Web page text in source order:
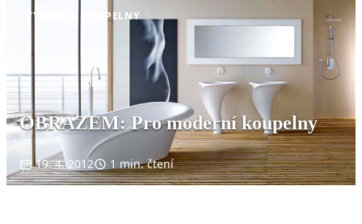
VYBAVENÍ KOUPELNY
OBRAZEM: Pro moderní koupelny
19. 4. 2012 1 min. čtení